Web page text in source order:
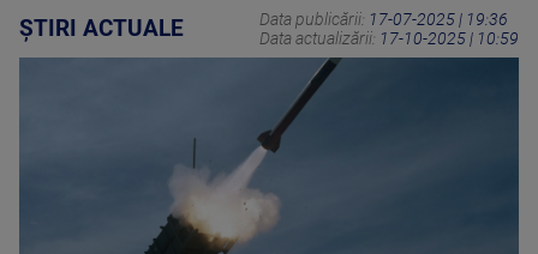
ȘTIRI ACTUALE Data publicării: 17-07-2025 | 19:36
Data actualizării: 17-10-2025 | 10:59